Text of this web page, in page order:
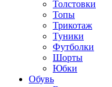
Толстовки
Топы
Трикотаж
Туники
Футболки
Шорты
Юбки
Обувь